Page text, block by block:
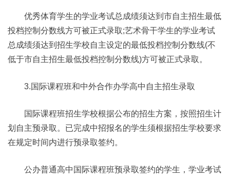
优秀体育学生的学业考试总成绩须达到市自主招生最低
投档控制分数线方可被正式录取;艺术骨干学生的学业考试
总成绩须达到招生学校自主设定的最低投档控制分数线(不
低于市自主招生最低投档控制分数线)方可被正式录取。
3.国际课程班和中外合作办学高中自主招生录取
国际课程班招生学校根据公布的招生方案，按照招生计
划自主预录取。已完成中招报名的学生须根据招生学校要求
在规定时间内进行预录取签约。
公办普通高中国际课程班预录取签约的学生，学业考试